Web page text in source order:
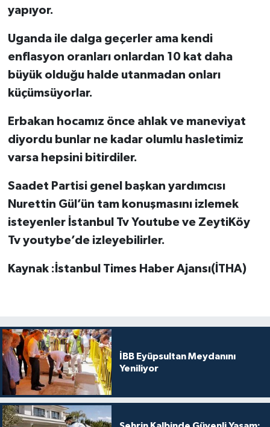
yapıyor.
Uganda ile dalga geçerler ama kendi
enflasyon oranları onlardan 10 kat daha
büyük olduğu halde utanmadan onları
küçümsüyorlar.
Erbakan hocamız önce ahlak ve maneviyat
diyordu bunlar ne kadar olumlu hasletimiz
varsa hepsini bitirdiler.
Saadet Partisi genel başkan yardımcısı
Nurettin Gül’ün tam konuşmasını izlemek
isteyenler İstanbul Tv Youtube ve ZeytiKöy
Tv youtybe’de izleyebilirler.
Kaynak :İstanbul Times Haber Ajansı(İTHA)
İBB Eyüpsultan Meydanını
Yeniliyor